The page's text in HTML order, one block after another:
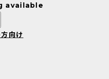
available
向け